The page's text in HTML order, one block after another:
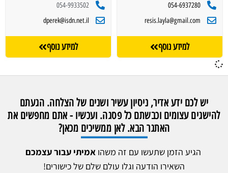
054-6937280
resis.layla@gmail.com
למידע נוסף
054-9933502
dperek@isdn.net.il
למידע נוסף
יש לכם ידע אדיר, ניסיון עשיר ושנים של הצלחה. הגעתם
להישגים עצומים וכבשתם כל פסגה. ועכשיו - אתם מחפשים את
האתגר הבא. לאן ממשיכים מכאן?
הגיע הזמן שתעשו עם זה משהואמיתי עבור עצמכם
השאירו הודעה וגלו עולם שלם של כישורים!